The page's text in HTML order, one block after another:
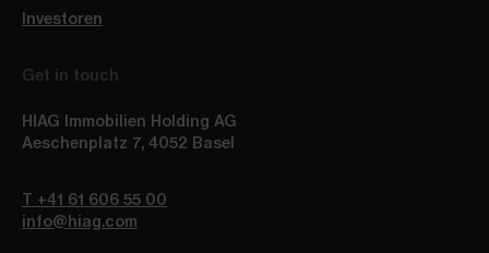
Investoren
Get in touch
HIAG Immobilien Holding AG
Aeschenplatz 7, 4052 Basel
T +41 61 606 55 00
info@hiag.com